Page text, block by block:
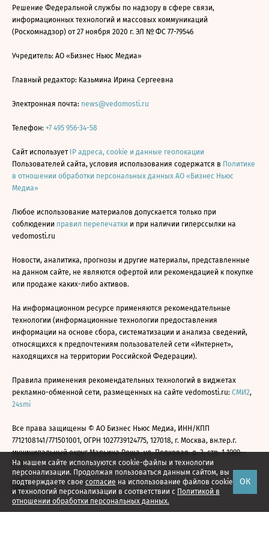
На нашем сайте используются cookie-файлы и технологии
персонализации. Продолжая пользоваться данным сайтом, вы
подтверждаете свое согласие на использование файлов cookie
и технологий персонализации в соответствии с Политикой в
отношении обработки персональных данных.
ОК
Решение Федеральной службы по надзору в сфере связи,
информационных технологий и массовых коммуникаций
(Роскомнадзор) от 27 ноября 2020 г. ЭЛ № ФС 77-79546
Учредитель: АО «Бизнес Ньюс Медиа»
Главный редактор: Казьмина Ирина Сергеевна
Электронная почта: news@vedomosti.ru
Телефон: +7 495 956-34-58
Сайт использует IP адреса, cookie и данные геолокации
Пользователей сайта, условия использования содержатся в Политике
в отношении обработки персональных данных АО «Бизнес Ньюс
Медиа»
Любое использование материалов допускается только при
соблюдении правил перепечатки и при наличии гиперссылки на
vedomosti.ru
Новости, аналитика, прогнозы и другие материалы, представленные
на данном сайте, не являются офертой или рекомендацией к покупке
или продаже каких-либо активов.
На информационном ресурсе применяются рекомендательные
технологии (информационные технологии предоставления
информации на основе сбора, систематизации и анализа сведений,
относящихся к предпочтениям пользователей сети «Интернет»,
находящихся на территории Российской Федерации).
Правила применения рекомендательных технологий в виджетах
рекламно-обменной сети, размещенных на сайте vedomosti.ru: СМИ2,
24smi
Все права защищены © АО Бизнес Ньюс Медиа, ИНН/КПП
7712108141/771501001, ОГРН 1027739124775, 127018, г. Москва, вн.тер.г.
муниципальный округ Марьина Роща, ул. Полковая, д. 3, стр. 1 1999—
2026